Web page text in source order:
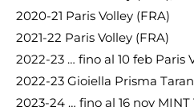
2020-21 Paris Volley (FRA)
2021-22 Paris Volley (FRA)
2022-23 … fino al 10 feb Paris
2022-23 Gioiella Prisma
2023-24 … fino al 16 nov MINT